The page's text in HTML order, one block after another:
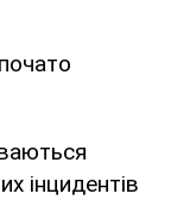
інцидентів